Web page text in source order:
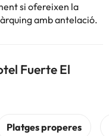
si ofereixen la
amb antelació.
Fuerte El